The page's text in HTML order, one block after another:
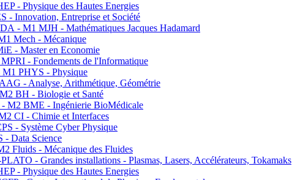
- Physique des Hautes Energies
- Innovation, Entreprise et Société
- M1 MJH - Mathématiques Jacques Hadamard
Mech - Mécanique
- Master en Economie
- Fondements de l'Informatique
PHYS - Physique
- Analyse, Arithmétique, Géométrie
BH - Biologie et Santé
M2 BME - Ingénierie BioMédicale
CI - Chimie et Interfaces
- Système Cyber Physique
Data Science
Fluids - Mécanique des Fluides
- Grandes installations - Plasmas, Lasers, Accélérateurs, Tokamaks
- Physique des Hautes Energies